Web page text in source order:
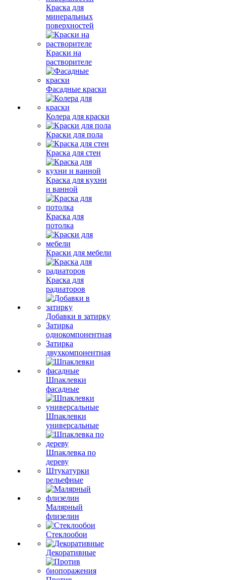
Краска для
минеральных
поверхностей
Краски на
растворителе
Фасадные краски
Колера для краски
Краски для пола
Краска для стен
Краска для кухни
и ванной
Краска для
потолка
Краски для мебели
Краска для
радиаторов
Добавки в затирку
Затирка
однокомпонентная
Затирка
двухкомпонентная
Шпаклевки
фасадные
Шпаклевки
универсальные
Шпаклевка по
дереву
Штукатурки
рельефные
Малярный
флизелин
Стеклообои
Декоративные